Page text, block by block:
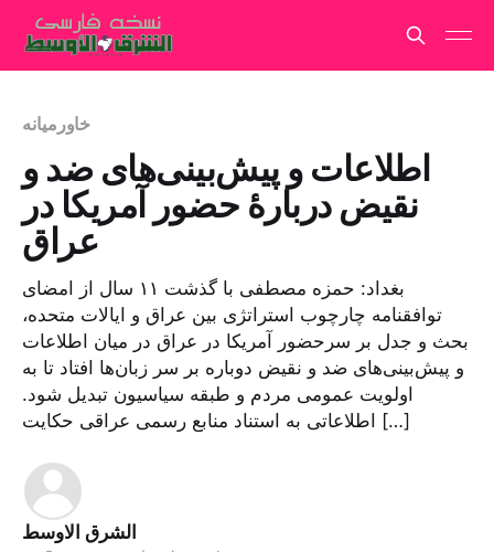
خاورمیانه
اطلاعات و پیش‌بینی‌های ضد و
نقیض دربارهٔ حضور آمریکا در
عراق
بغداد: حمزه مصطفی با گذشت ۱۱ سال از امضای
توافقنامه چارچوب استراتژی بین عراق و ایالات متحده،
بحث و جدل بر سرحضور آمریکا در عراق در میان اطلاعات
و پیش‌بینی‌های ضد و نقیض دوباره بر سر زبان‌ها افتاد تا به
اولویت عمومی مردم و طبقه سیاسیون تبدیل شود.
اطلاعاتی به استناد منابع رسمی عراقی حکایت […]
الشرق الاوسط